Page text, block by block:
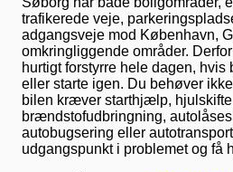
trafikerede veje,
adgangsveje mod København,
omkringliggende områder.
hurtigt forstyrre hele dagen, hvis
eller starte igen. Du behøver
bilen kræver starthjælp,
brændstofudbringning,
autobugsering eller
udgangspunkt i problemet og få